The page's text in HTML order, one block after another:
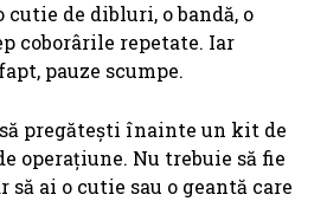
cutie de dibluri, o bandă, o
coborârile repetate. Iar
pauze scumpe.
pregătești înainte un kit de
operațiune. Nu trebuie să fie
să ai o cutie sau o geantă care